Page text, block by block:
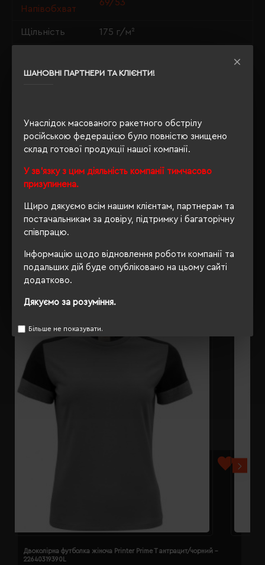
ШАНОВНІ ПАРТНЕРИ ТА КЛІЄНТИ!
Унаслідок масованого ракетного обстрілу
російською федерацією було повністю знищено
склад готової продукції нашої компанії.
У зв'язку з цим діяльність компанії тимчасово
призупинена.
Щиро дякуємо всім нашим клієнтам, партнерам та
постачальникам за довіру, підтримку і багаторічну
співпрацю.
Інформацію щодо відновлення роботи компанії та
подальших дій буде опубліковано на цьому сайті
додатково.
Дякуємо за розуміння.
Більше не показувати.
Напівобхват
69/53
Щільність 175 г/м²
Розпакування
Сертифікація
Approved Vegan, Organic 100
content standard, Organic
blended content standard
ОПИС
ВІДГУКИ
Двоколірна футболка жіноча Printer Prime T антрацит/чорний -
22640319390L